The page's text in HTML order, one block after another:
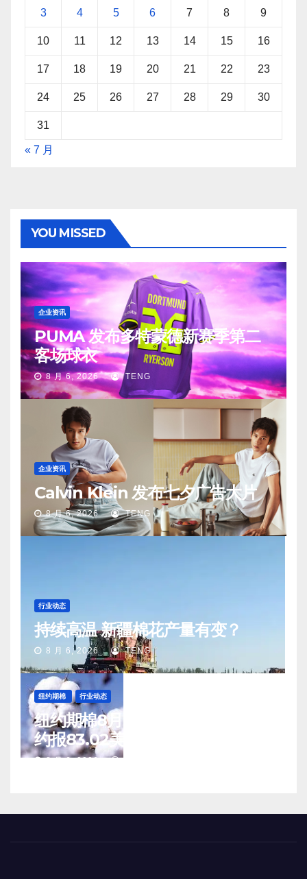
3 4 5 6 7 8 9
10 11 12 13 14 15 16
17 18 19 20 21 22 23
24 25 26 27 28 29 30
31
« 7 月
YOU MISSED
企业资讯
PUMA 发布多特蒙德新赛季第二
客场球衣
8 月 6, 2026 TENG
企业资讯
Calvin Klein 发布七夕广告大片
8 月 6, 2026 TENG
行业动态
持续高温 新疆棉花产量有变？
8 月 6, 2026 TENG
纽约期棉 行业动态
纽约期棉8月5日(周三)收涨12月合
约报83.02美分/磅
8 月 6, 2026 TENG